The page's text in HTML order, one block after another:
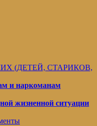
(ДЕТЕЙ, СТАРИКОВ,
и наркоманам
жизненной ситуации